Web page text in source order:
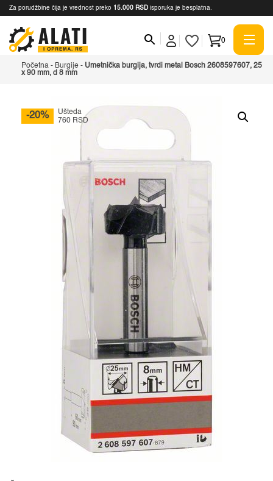
Za porudžbine čija je vrednost preko 15.000 RSD isporuka je besplatna.
0
Početna - Burgije - Umetnička burgija, tvrdi metal Bosch 2608597607, 25
x 90 mm, d 8 mm
-20%
Ušteda
760 RSD